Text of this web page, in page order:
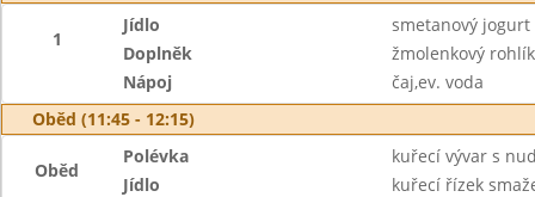
1
Jídlo
smetanový jogurt
Doplněk
žmolenkový rohlík
Nápoj
čaj,ev. voda
Oběd (11:45 - 12:15)
Oběd
Polévka
kuřecí vývar s
Jídlo
kuřecí řízek